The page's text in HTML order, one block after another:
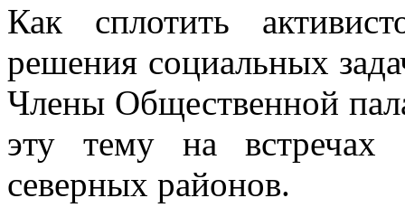
Как сплотить
решения социальных
Члены Общественной
эту тему на встречах
северных районов.